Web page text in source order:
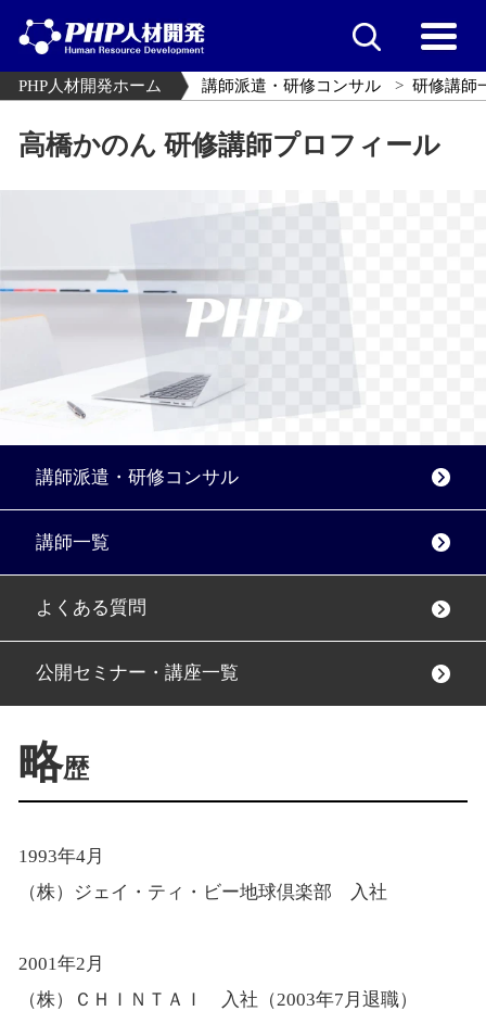
PHP人材開発ホーム 講師派遣・研修コンサル 研修講師
高橋かのん 研修講師プロフィール
講師派遣・研修コンサル
講師一覧
よくある質問
公開セミナー・講座一覧
略歴
1993年4月
（株）ジェイ・ティ・ビー地球倶楽部 入社
2001年2月
（株）ＣＨＩＮＴＡＩ 入社（2003年7月退職）